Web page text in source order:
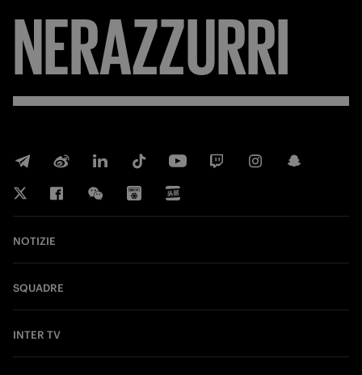
NERAZZURRI
NOTIZIE
SQUADRE
INTER TV